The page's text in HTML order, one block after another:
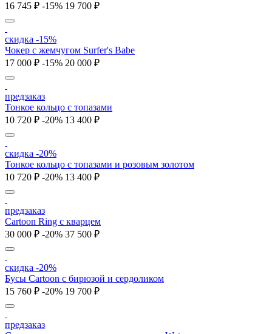
16 745 ₽ -15% 19 700 ₽
скидка -15%
Чокер с жемчугом Surfer's Babe
17 000 ₽ -15% 20 000 ₽
предзаказ
Тонкое кольцо с топазами
10 720 ₽ -20% 13 400 ₽
скидка -20%
Тонкое кольцо с топазами и розовым золотом
10 720 ₽ -20% 13 400 ₽
предзаказ
Cartoon Ring с кварцем
30 000 ₽ -20% 37 500 ₽
скидка -20%
Бусы Cartoon с бирюзой и сердоликом
15 760 ₽ -20% 19 700 ₽
предзаказ